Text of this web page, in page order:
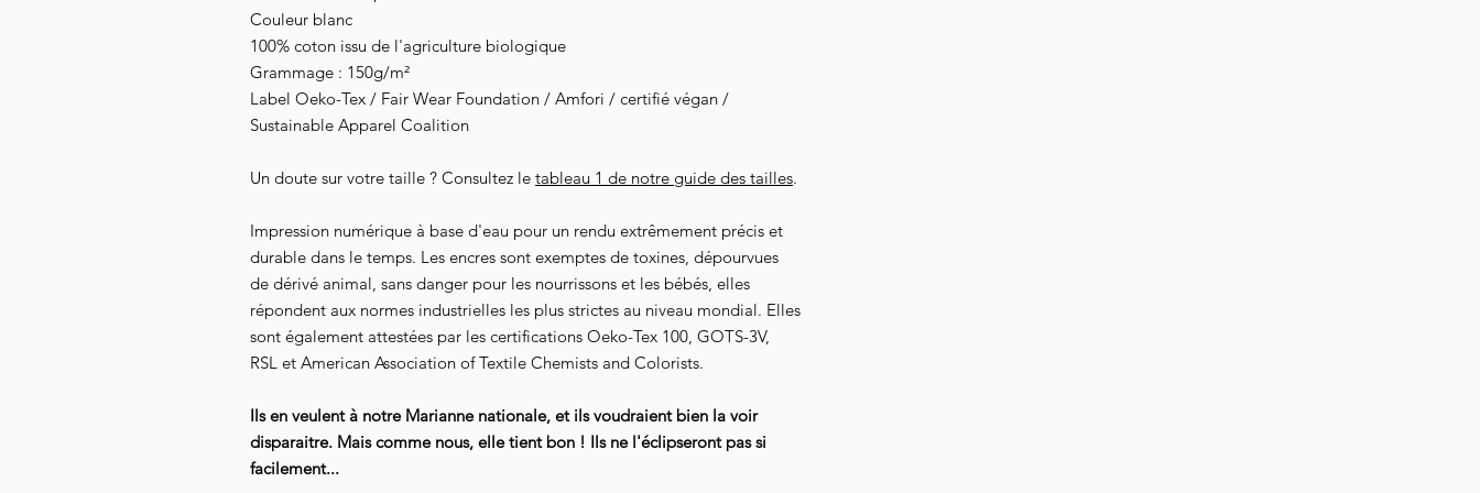
Couleur blanc
100% coton issu de l'agriculture biologique
Grammage : 150g/m²
Label Oeko-Tex / Fair Wear Foundation / Amfori / certifié végan /
Sustainable Apparel Coalition
Un doute sur votre taille ? Consultez le tableau 1 de notre guide des tailles.
Impression numérique à base d'eau pour un rendu extrêmement précis et
durable dans le temps. Les encres sont exemptes de toxines, dépourvues
de dérivé animal, sans danger pour les nourrissons et les bébés, elles
répondent aux normes industrielles les plus strictes au niveau mondial. Elles
sont également attestées par les certifications Oeko-Tex 100, GOTS-3V,
RSL et American Association of Textile Chemists and Colorists.
Ils en veulent à notre Marianne nationale, et ils voudraient bien la voir
disparaitre. Mais comme nous, elle tient bon ! Ils ne l'éclipseront pas si
facilement...